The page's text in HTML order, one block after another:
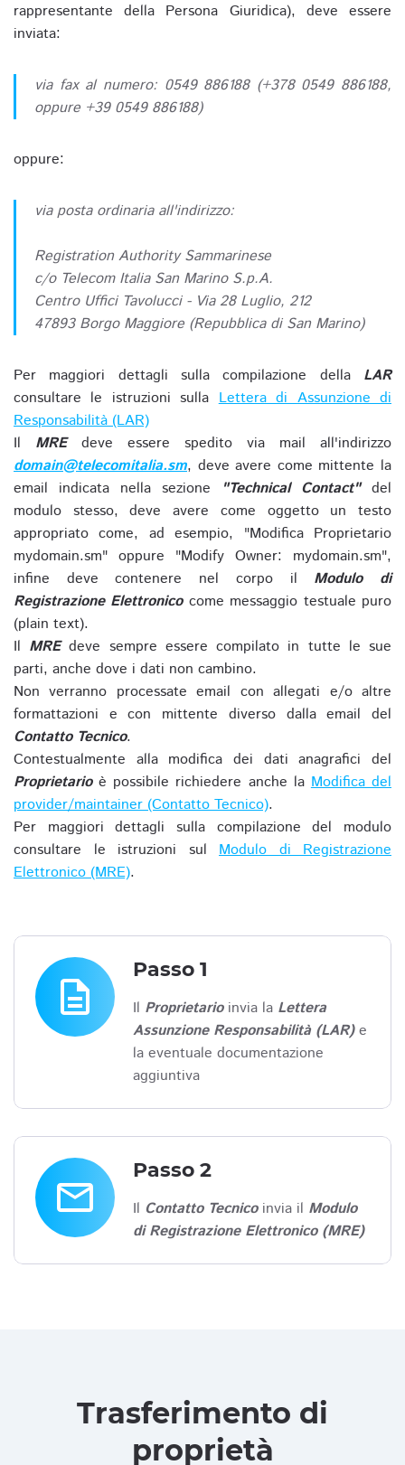
rappresentante della Persona Giuridica), deve essere
inviata:
via fax al numero: 0549 886188 (+378 0549 886188,
oppure +39 0549 886188)
oppure:
via posta ordinaria all'indirizzo:
Registration Authority Sammarinese
c/o Telecom Italia San Marino S.p.A.
Centro Uffici Tavolucci - Via 28 Luglio, 212
47893 Borgo Maggiore (Repubblica di San Marino)
Per maggiori dettagli sulla compilazione della LAR
consultare le istruzioni sullaLettera di Assunzione di
Responsabilità (LAR)
Il MREdeve essere spedito via mail all'indirizzo
domain@telecomitalia.sm, deve avere come mittente la
email indicata nella sezione
"Technical Contact"del
modulo stesso, deve avere come oggetto un testo
appropriato come, ad esempio, "Modifica Proprietario
mydomain.sm" oppure "Modify Owner: mydomain.sm",
infine deve contenere nel corpo il Modulo di
Registrazione Elettronicocome messaggio testuale puro
(plain text).
Il MREdeve sempre essere compilato in tutte le sue
parti, anche dove i dati non cambino.
Non verranno processate email con allegati e/o altre
formattazioni e con mittente diverso dalla email del
Contatto Tecnico.
Contestualmente alla modifica dei dati anagrafici del
Proprietarioè possibile richiedere anche laModifica del
provider/maintainer (Contatto Tecnico).
Per maggiori dettagli sulla compilazione del modulo
consultare le istruzioni sul Modulo di Registrazione
Elettronico (MRE).
description
Passo 1
Il Proprietarioinvia la Lettera
Assunzione Responsabilità (LAR)e
la eventuale documentazione
aggiuntiva
email
Passo 2
Il Contatto Tecnicoinvia il Modulo
di Registrazione Elettronico (MRE)
Trasferimento di
proprietà